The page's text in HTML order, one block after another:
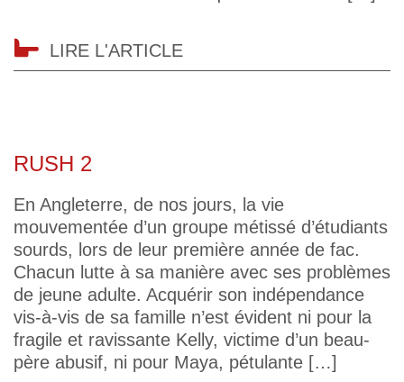
LIRE L'ARTICLE
RUSH 2
En Angleterre, de nos jours, la vie
mouvementée d’un groupe métissé d’étudiants
sourds, lors de leur première année de fac.
Chacun lutte à sa manière avec ses problèmes
de jeune adulte. Acquérir son indépendance
vis-à-vis de sa famille n’est évident ni pour la
fragile et ravissante Kelly, victime d’un beau-
père abusif, ni pour Maya, pétulante […]